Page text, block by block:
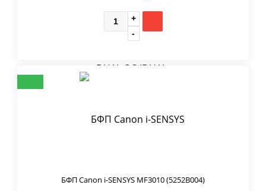
БФП Canon i-SENSYS MF3010 (5252B004)